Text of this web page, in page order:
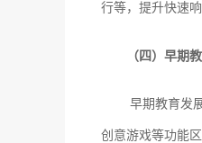
行等，提升快速
（四）早期
早期教育发
创意游戏等功能